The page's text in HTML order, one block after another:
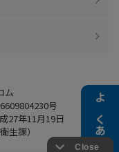
よくある質問
ム
号
27年11月19日
生課）